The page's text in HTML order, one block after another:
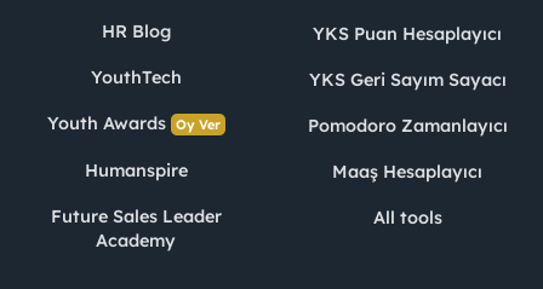
HR Blog
YouthTech
Youth Awards Oy Ver
Humanspire
Future Sales Leader
Academy
YKS Puan Hesaplayıcı
YKS Geri Sayım Sayacı
Pomodoro Zamanlayıcı
Maaş Hesaplayıcı
All tools